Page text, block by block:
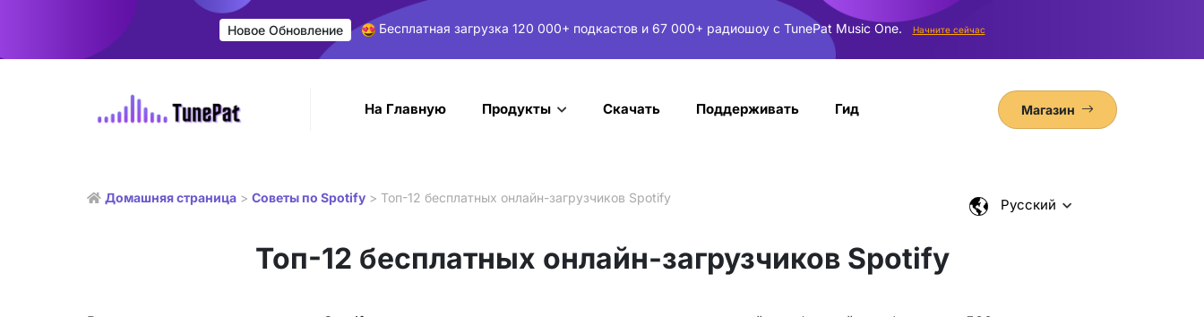
Новое Обновление Бесплатная загрузка 120 000+ подкастов и 67 000+ радиошоу с TunePat Music One. Начните сейчас
На Главную Продукты Скачать Поддерживать Гид Магазин
Домашняя страница > Советы по Spotify > Топ-12 бесплатных онлайн-загрузчиков Spotify Pусский
Топ-12 бесплатных онлайн-загрузчиков Spotify